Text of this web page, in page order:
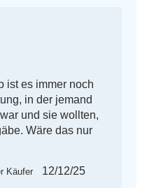
ist es immer noch
in der jemand
und sie wollten,
Wäre das nur
Käufer
12/12/25